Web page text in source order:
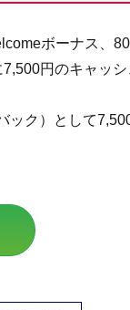
ボーナス、
円のキャッ
ック）として